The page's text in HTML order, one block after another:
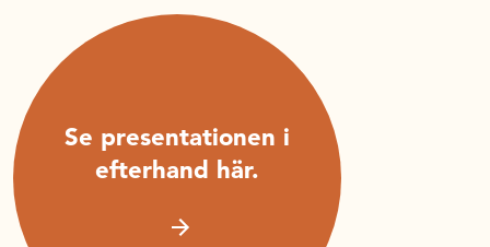
Se presentationen i
efterhand här.